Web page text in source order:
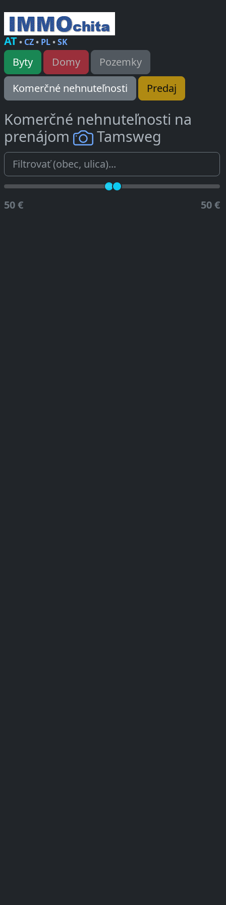
AT• CZ• PL•SK
Byty Domy
Pozemky
Komerčné nehnuteľnosti
Predaj
Komerčné nehnuteľnosti na
prenájom
Tamsweg
50 € 50 €